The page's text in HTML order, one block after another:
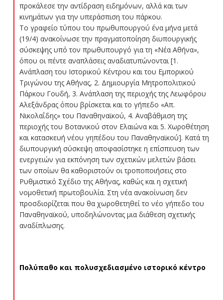
προκάλεσε την αντίδραση ειδημόνων, αλλά και των
κινημάτων για την υπεράσπιση του πάρκου.
Το γραφείο τύπου του πρωθυπουργού ένα μήνα μετά
(19/4) ανακοίνωσε την πραγματοποίηση διυπουργικής
σύσκεψης υπό τον πρωθυπουργό για τη «Νέα Αθήνα»,
όπου οι πέντε αναπλάσεις αναδιατυπώνονται [1.
Ανάπλαση του Ιστορικού Κέντρου και του Εμπορικού
Τριγώνου της Αθήνας, 2. Δημιουργία Μητροπολιτικού
Πάρκου Γουδή, 3. Ανάπλαση της περιοχής της Λεωφόρου
Αλεξάνδρας όπου βρίσκεται και το γήπεδο «Απ.
Νικολαΐδης» του Παναθηναϊκού, 4. Αναβάθμιση της
περιοχής του Βοτανικού στον Ελαιώνα και 5. Χωροθέτηση
και κατασκευή νέου γηπέδου του Παναθηναϊκού]. Κατά τη
διυπουργική σύσκεψη αποφασίστηκε η επίσπευση των
ενεργειών για εκπόνηση των σχετικών μελετών βάσει
των οποίων θα καθοριστούν οι τροποποιήσεις στο
Ρυθμιστικό Σχέδιο της Αθήνας, καθώς και η σχετική
νομοθετική πρωτοβουλία. Στη νέα ανακοίνωση δεν
προσδιορίζεται που θα χωροθετηθεί το νέο γήπεδο του
Παναθηναϊκού, υποδηλώνοντας μια διάθεση σχετικής
αναδίπλωσης.
Πολύπαθο και πολυσχεδιασμένο ιστορικό κέντρο